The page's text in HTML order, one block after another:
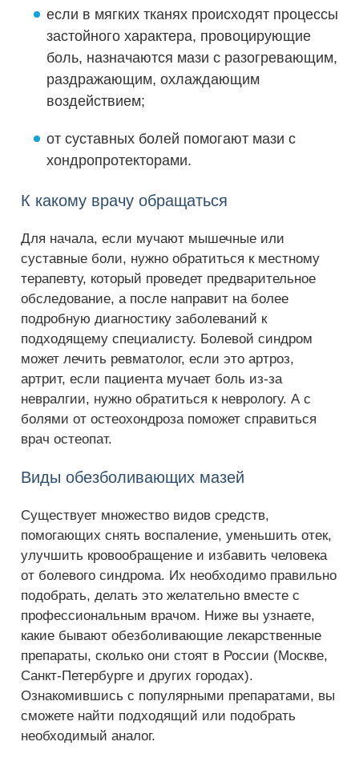
если в мягких тканях происходят процессы
застойного характера, провоцирующие
боль, назначаются мази с разогревающим,
раздражающим, охлаждающим
воздействием;
от суставных болей помогают мази с
хондропротекторами.
К какому врачу обращаться
Для начала, если мучают мышечные или
суставные боли, нужно обратиться к местному
терапевту, который проведет предварительное
обследование, а после направит на более
подробную диагностику заболеваний к
подходящему специалисту. Болевой синдром
может лечить ревматолог, если это артроз,
артрит, если пациента мучает боль из-за
невралгии, нужно обратиться к неврологу. А с
болями от остеохондроза поможет справиться
врач остеопат.
Виды обезболивающих мазей­
Существует множество видов средств,
помогающих снять воспаление, уменьшить отек,
улучшить кровообращение и избавить человека
от болевого синдрома. Их необходимо правильно
подобрать, делать это желательно вместе с
профессиональным врачом. Ниже вы узнаете,
какие бывают обезболивающие лекарственные
препараты, сколько они стоят в России (Москве,
Санкт-Петербурге и других городах).
Ознакомившись с популярными препаратами, вы
сможете найти подходящий или подобрать
необходимый аналог.